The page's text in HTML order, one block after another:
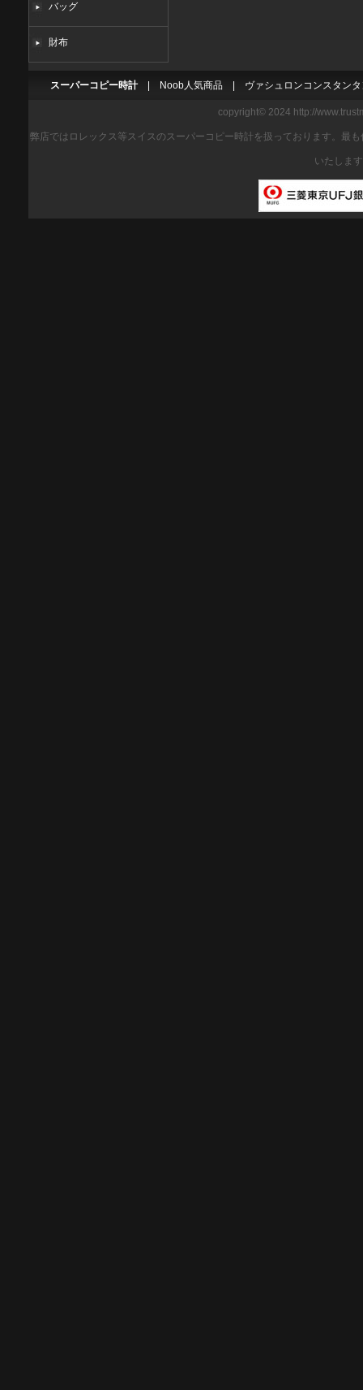
バッグ
財布
スーパーコピー時計 Noob人気商品 ヴァシュロンコンスタン
copyright© 2024 http://
弊店ではロレックス等スイスのスーパーコピー時計を扱っております。最
いたしま